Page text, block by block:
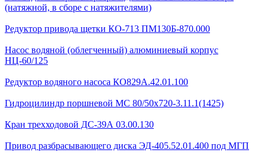
(натяжной, в сборе с натяжителями)
Редуктор привода щетки КО-713 ПМ130Б-870.000
Насос водяной (облегченный) алюминиевый корпус
НЦ-60/125
Редуктор водяного насоса КО829А.42.01.100
Гидроцилиндр поршневой МС 80/50х720-3.11.1(1425)
Кран трехходовой ДС-39А 03.00.130
Привод разбрасывающего диска ЭД-405.52.01.400 под МГП